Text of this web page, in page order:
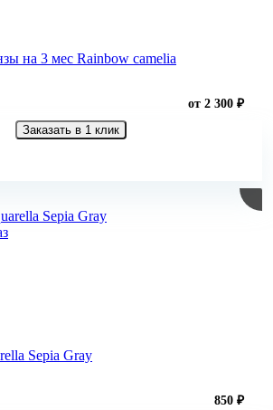
на 3 мес Rainbow camelia
от 2 300 ₽
Заказать в 1 клик
Sepia Gray
850 ₽